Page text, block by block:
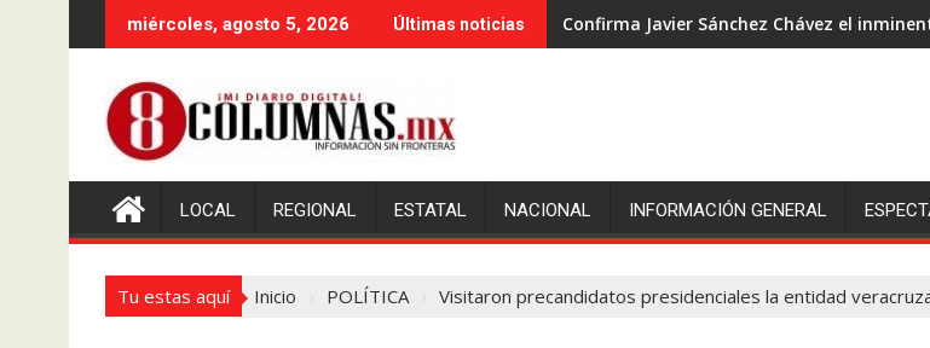
al
miércoles, agosto 5, 2026 Últimas noticias Confirma Javier Sánchez Chávez el
LOCAL REGIONAL ESTATAL NACIONAL INFORMACIÓN GENERAL
Tu estas aquí Inicio POLÍTICA Visitaron precandidatos presidenciales la entidad